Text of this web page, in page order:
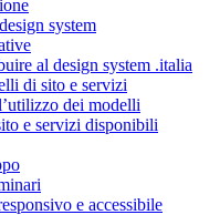
system
al design system .italia
di sito e servizi
dei modelli
e servizi disponibili
e accessibile